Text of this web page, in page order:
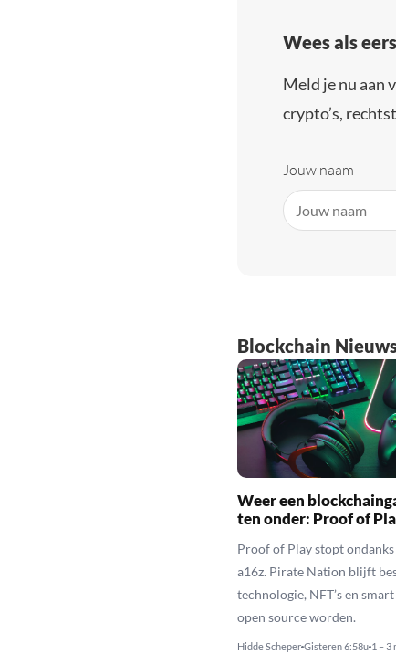
Wees als
Meld je nu aan
crypto’s,
Jouw naam
Blockchain
Weer een
ten onder: Proof of
Proof of Play stopt ondanks
a16z. Pirate Nation blijft
technologie, NFT’s en
open source worden.
Hidde Scheper Gisteren 6:58u 1 – 3